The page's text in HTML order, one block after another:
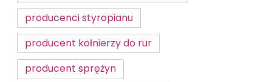
producenci styropianu
producent kołnierzy do rur
producent sprężyn